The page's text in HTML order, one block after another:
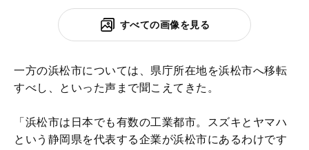
すべての画像を見る
一方の浜松市については、県庁所在地を浜松市へ移転
すべし、といった声まで聞こえてきた。
「浜松市は日本でも有数の工業都市。スズキとヤマハ
という静岡県を代表する企業が浜松市にあるわけです